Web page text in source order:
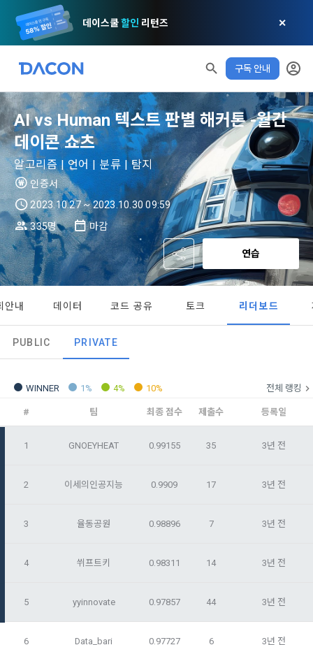
데이스쿨할인 리턴즈 ✕
구독 안내
알림0 모두 읽음 모두 삭제 닫기
✕ MY XP XP 안내
LEVEL 1 다음 레벨까지150 XP
0/150 XP
오늘의 XP
0 / 800
전체 XP
0
적립 XP
0
사용 XP
0
이용약관
제 1 조 (목적)
본 약관은 데이콘 주식회사(이하 “회사”)와 “회원” 간에 정보 서
비스를 이용하는 조건 및 절차에 관한 필요한 사항을 약속하여
규정하는 데 그 목적이 있다. “회원”은 모든 약관에 동의해야 하
며, 어떤 방식이든 본 서비스를 사용한다는 것은 “회원”이 본 약
관의 전부에 동의한다는 것을 의미하며 본 약관은 “회원”이 서비
스를 사용하는 동안 계속 유효하다. 본 약관은 저작권 분쟁 정책
제 2 조 (용어의 정의)
이 약관에서 사용하는 용어의 정의는 아래와 같다.
여 컴퓨터 등 정보 통신 설비를 이용하여 설정한 가상의 영업장
제공하는 모든 서비스를 말한다. 그 외 "회사"가 운영하는 사이
분류, 가공, 집계하여 정보를 제공하는 서비스를 포함한다.
의하고 "회사"와 이용 계약을 체결한 개인을 말한다.
용 의뢰 “기업회원”에게 개인정보, 프로젝트, 코드 등을 제공하
는 것에 동의한 “개인회원”을 말한다.
개인정보 처리방침
데이콘 개인정보 처리방침
(2021.05.24 본)
데이콘은 이용자 개인정보 보호를 여러 경영요소 가운데 최
우선의 가치로 두고 있습니다. 데이콘주식회사(이하 ‘데이콘’ 또
는 ‘회사’)는 서비스 기획부터 종료까지 정보통신망 이용촉진 및
정보보호 등에 관한 법률(이하 ‘정보통신망법’), 개인정보보호법
등 국내의 개인정보 보호 법령을 철저히 준수합니다.
데이콘이 어떤 정보를 수집하고, 수집한 정보를 어떻게 사용하
며, 필요에 따라 누구와 이를 공유(‘위탁 또는 제공’)하며, 이용목
적을 달성한 정보를 언제, 어떻게 파기 하는지 등 ‘개인정보의 한
정보주체로서 이용자는 자신의 개인정보에 대해 어떤 권리를 가
인정보 보호를 위해 어떤 권리를 행사할 수 있는지도 함께 안내
이미 발생한 피해를 복구하기 위해 누구에게 연락하여 어떤 도
마케팅 정보 수신 동의
1. 광고성 정보의 이용목적
DACON이 제공하는 이용자 맞춤형 서비스 및 상품 추천, 각종
경품 행사, 이벤트, 경진대회 홍보 목적 등의 광고성 정보를 전자
우편이나
서신우편, 문자(SMS 또는 카카오 알림톡), 푸시, 전화 등을 통해
이용자에게 제공합니다.
- 마케팅 수신 동의는 거부하실 수 있으며 동의 이후에라도 고객
동의를 거부 하시더라도 DACON에서 제공하는 서비스의 이용
에 제한이 되지 않습니다.
안내 서비스가 제한됩니다.
2. 미동의 시 불이익 사항
는 동의 거부 하시더라도 서비스 이용에 제한되지 않습니다.
안내 서비스가 제한됩니다.
3. 서비스 정보 수신 동의 철회
DACON에서 제공하는 마케팅 정보를 원하지 않을 경우 ‘홈>계
정관리 페이지의 하단 마케팅(대회 진행, 교육 등) 정보 수신 동
AI vs Human 텍스트 판별 해커톤 -월간
데이콘 쇼츠
알고리즘 | 언어 | 분류 | 탐지
인증서
2023.10.27 ~ 2023.10.30 09:59
335명
마감
연습
안내 데이터 코드 공유 토크 리더보드
PUBLIC PRIVATE
WINNER 1% 4% 10% 전체 랭킹
# 팀 최종 점수 제출수 등록일
1 GNOEYHEAT 0.99155 35 3년 전
2 이세의인공지능 0.9909 17 3년 전
3 율동공원 0.98896 7 3년 전
4 쒸프트키 0.98311 14 3년 전
5 yyinnovate 0.97857 44 3년 전
6 Data_bari 0.97727 6 3년 전